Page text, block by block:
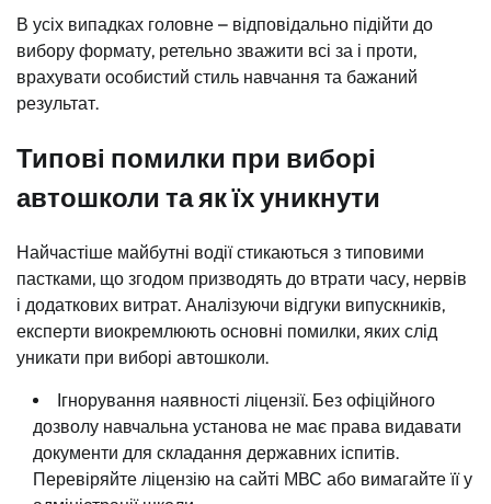
В усіх випадках головне – відповідально підійти до
вибору формату, ретельно зважити всі за і проти,
врахувати особистий стиль навчання та бажаний
результат.
Типові помилки при виборі
автошколи та як їх уникнути
Найчастіше майбутні водії стикаються з типовими
пастками, що згодом призводять до втрати часу, нервів
і додаткових витрат. Аналізуючи відгуки випускників,
експерти виокремлюють основні помилки, яких слід
уникати при виборі автошколи.
Ігнорування наявності ліцензії. Без офіційного
дозволу навчальна установа не має права видавати
документи для складання державних іспитів.
Перевіряйте ліцензію на сайті МВС або вимагайте її у